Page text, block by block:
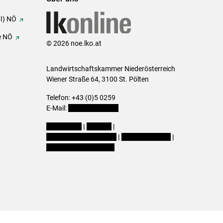
NÖ
NÖ
© 2026 noe.lko.at
Landwirtschaftskammer Niederösterreich
Wiener Straße 64, 3100 St. Pölten
Telefon: +43 (0)5 0259
E-Mail:
|
|
|
|